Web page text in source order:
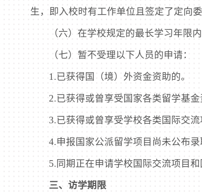
生，即入校时有工作单位且签定了定向
（六）在学校规定的最长学习年限
（七）暂不受理以下人员的申请：
1.已获得国（境）外资金资助的。
2.已获得或曾享受国家各类留学基金
3.已获得或曾享受学校各类国际交流
4.申报国家公派留学项目尚未公布录
5.同期正在申请学校国际交流项目
三、访学期限